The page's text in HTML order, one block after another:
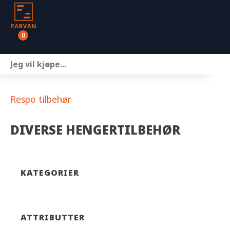
0
Respo tilbehør
DIVERSE HENGERTILBEHØR
KATEGORIER
ATTRIBUTTER